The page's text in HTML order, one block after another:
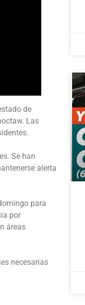
de
Las
Se han
alerta
para
por
áreas
necesarias